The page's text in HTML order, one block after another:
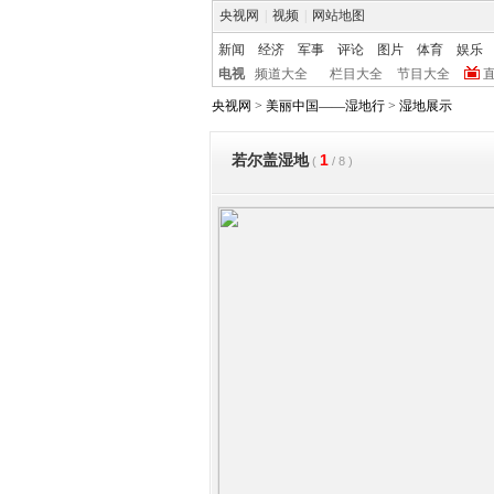
央视网 视频 网站地图
新闻 经济 军事 评论 图片 体育 娱乐
电视
频道大全 栏目大全 节目大全
央视网 > 美丽中国——湿地行 > 湿地展示
若尔盖湿地 ( 1 / 8 )